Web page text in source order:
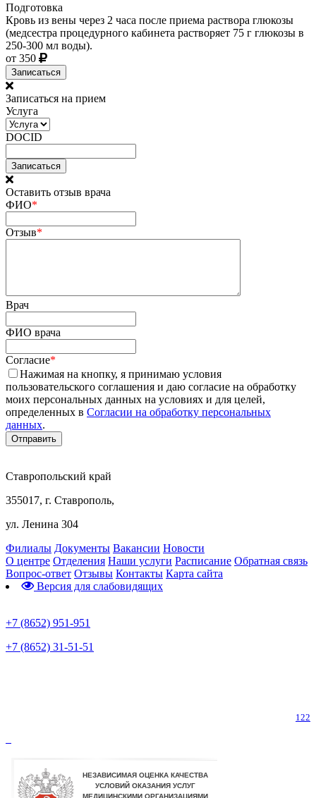
Подготовка
Кровь из вены через 2 часа после приема раствора глюкозы
(медсестра процедурного кабинета растворяет 75 г глюкозы в
250-300 мл воды).
от 350
Записаться
Записаться на прием
Услуга
DOCID
Оставить отзыв врача
ФИО*
Отзыв*
Врач
ФИО врача
Согласие*
Нажимая на кнопку, я принимаю условия
пользовательского соглашения и даю согласие на обработку
моих персональных данных на условиях и для целей,
определенных в Согласии на обработку персональных
данных.
Ставропольский край
355017, г. Ставрополь,
ул. Ленина 304
Филиалы Документы Вакансии Новости
О центре Отделения Наши услуги Расписание Обратная связь
Вопрос-ответ Отзывы Контакты Карта сайта
Версия для слабовидящих
+7 (8652) 951-951
+7 (8652) 31-51-51
122